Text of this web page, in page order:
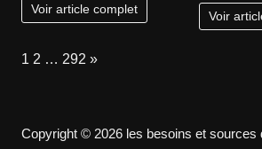
Voir article complet Voir
Page:
1 2 … 292 Next
»
Copyright © 2026 les besoins et sources